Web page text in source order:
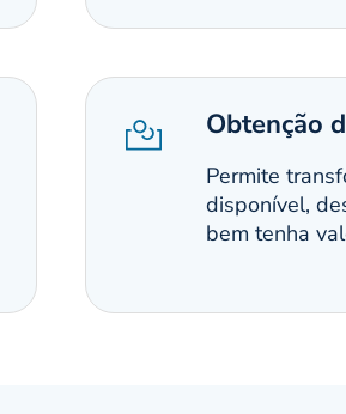
Obtenção
Permite
disponível,
bem tenha